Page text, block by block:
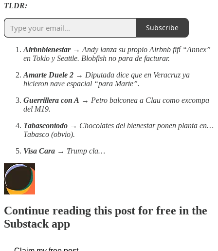
TLDR:
Subscribe
Airbnbienestar→ Andy lanza su propio Airbnb fifí “Annex”
en Tokio y Seattle. Blobfish no para de facturar.
Amarte Duele 2 → Diputada dice que en Veracruz ya
hicieron nave espacial “para Marte”.
Guerrillera con A → Petro balconea a Clau como excompa
del M19.
Tabascontodo → Chocolates del bienestar ponen planta en…
Tabasco (obvio).
Visa Cara → Trump cla…
Continue reading this post for free in the
Substack app